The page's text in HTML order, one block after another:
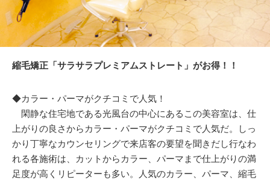
縮毛矯正「サラサラプレミアムストレート」がお得！！
◆カラー・パーマがクチコミで人気！
閑静な住宅地である光風台の中心にあるこの美容室は、仕
上がりの良さからカラー・パーマがクチコミで人気だ。しっ
かり丁寧なカウンセリングで来店客の要望を聞きだし行なわ
れる各施術は、カットからカラー、パーマまで仕上がりの満
足度が高くリピーターも多い。人気のカラー、パーマ、縮毛